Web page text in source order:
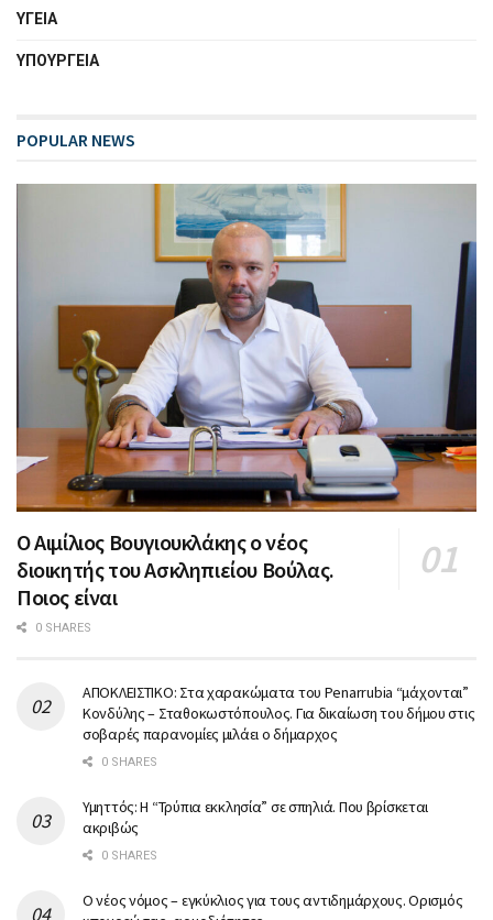
ΥΓΕΙΑ
ΥΠΟΥΡΓΕΙΑ
POPULAR NEWS
Ο Αιμίλιος Βουγιουκλάκης ο νέος
διοικητής του Ασκληπιείου Βούλας.
Ποιος είναι
0 SHARES
ΑΠΟΚΛΕΙΣΤΙΚΟ: Στα χαρακώματα του Penarrubia “μάχονται”
Κονδύλης – Σταθοκωστόπουλος. Για δικαίωση του δήμου στις
σοβαρές παρανομίες μιλάει ο δήμαρχος
0 SHARES
Υμηττός: Η “Τρύπια εκκλησία” σε σπηλιά. Που βρίσκεται
ακριβώς
0 SHARES
Ο νέος νόμος – εγκύκλιος για τους αντιδημάρχους. Ορισμός